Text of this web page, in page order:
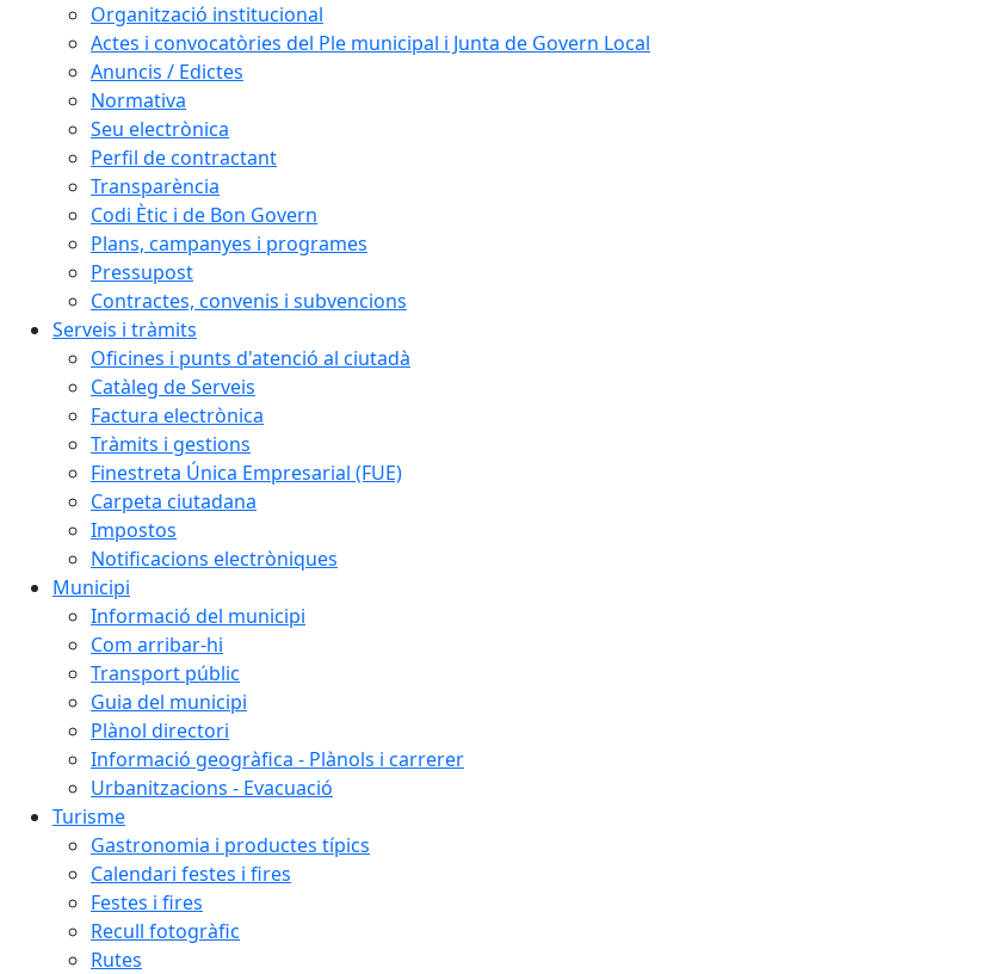
Organització institucional
Actes i convocatòries del Ple municipal i Junta de Govern Local
Anuncis / Edictes
Normativa
Seu electrònica
Perfil de contractant
Transparència
Codi Ètic i de Bon Govern
Plans, campanyes i programes
Pressupost
Contractes, convenis i subvencions
Serveis i tràmits
Oficines i punts d'atenció al ciutadà
Catàleg de Serveis
Factura electrònica
Tràmits i gestions
Finestreta Única Empresarial (FUE)
Carpeta ciutadana
Impostos
Notificacions electròniques
Municipi
Informació del municipi
Com arribar-hi
Transport públic
Guia del municipi
Plànol directori
Informació geogràfica - Plànols i carrerer
Urbanitzacions - Evacuació
Turisme
Gastronomia i productes típics
Calendari festes i fires
Festes i fires
Recull fotogràfic
Rutes